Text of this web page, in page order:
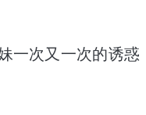
一次又一次的诱